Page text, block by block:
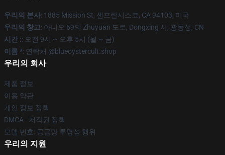
우리의 본사: 1885 Mission St, 샌프란시스코, CA 94103, 미국
우리의 창고: 아니오 69의 Zhuyuan 도로, Dongxing 시, 광동성, CN
시간 :: 오전 9시 ~ 오후 5시 (월 ~ 금)
이름 *: 연락처 @blueoystercult.shop
우리의 회사
제품 정보
이용 약관
개인 정보 정책
DMCA - 저작권 정책
모델 번호: 공급망 투명성 행위
우리의 지원